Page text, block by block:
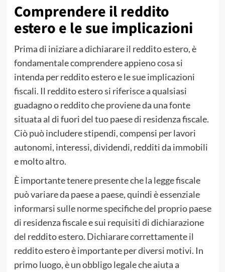
Comprendere il reddito
estero e le sue implicazioni
Prima di iniziare a dichiarare il reddito estero, è
fondamentale comprendere appieno cosa si
intenda per reddito estero e le sue implicazioni
fiscali. Il reddito estero si riferisce a qualsiasi
guadagno o reddito che proviene da una fonte
situata al di fuori del tuo paese di residenza fiscale.
Ciò può includere stipendi, compensi per lavori
autonomi, interessi, dividendi, redditi da immobili
e molto altro.
È importante tenere presente che la legge fiscale
può variare da paese a paese, quindi è essenziale
informarsi sulle norme specifiche del proprio paese
di residenza fiscale e sui requisiti di dichiarazione
del reddito estero. Dichiarare correttamente il
reddito estero è importante per diversi motivi. In
primo luogo, è un obbligo legale che aiuta a